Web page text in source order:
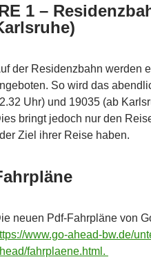
1 –
der Residenzbahn werden
So wird das
Uhr) und 19035 (ab
bringt jedoch nur den
Ziel ihrer Reise haben.
neuen Pdf-Fahrpläne von
www.go-ahead-bw.de/
fahrplaene.html.